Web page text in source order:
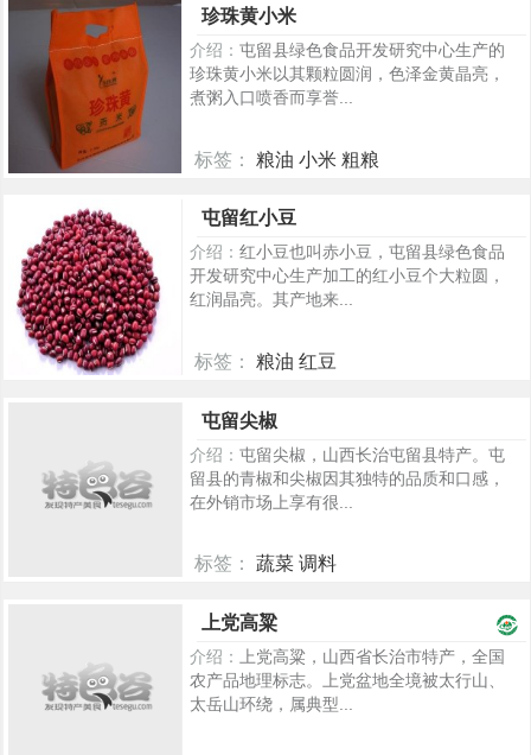
珍珠黄小米
介绍： 屯留县绿色食品开发研究中心生产的
珍珠黄小米以其颗粒圆润，色泽金黄晶亮，
煮粥入口喷香而享誉...
标签： 粮油 小米 粗粮
屯留红小豆
介绍： 红小豆也叫赤小豆，屯留县绿色食品
开发研究中心生产加工的红小豆个大粒圆，
红润晶亮。其产地来...
标签： 粮油 红豆
屯留尖椒
介绍： 屯留尖椒，山西长治屯留县特产。屯
留县的青椒和尖椒因其独特的品质和口感，
在外销市场上享有很...
标签： 蔬菜 调料
上党高粱
介绍：
上党高粱，山西省长治市特产，全国
农产品地理标志。上党盆地全境被太行山、
太岳山环绕，属典型...